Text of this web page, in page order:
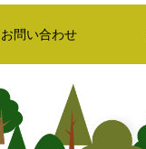
お問い合わせ